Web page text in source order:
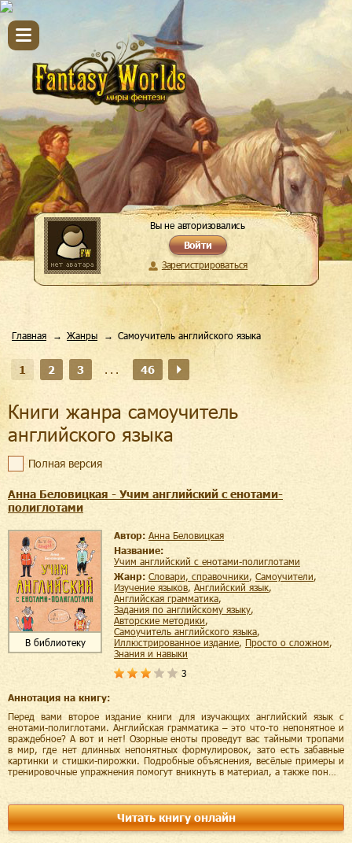
Вы не авторизовались
Войти
Зарегистрироваться
Главная Жанры Самоучитель английского языка
1 2 3 ... 46
Книги жанра самоучитель
английского языка
Полная версия
Анна Беловицкая - Учим английский с енотами-
полиглотами
В библиотеку
Автор:
Анна Беловицкая
Название:
Учим английский с енотами-полиглотами
Жанр:
словари, справочники, самоучители,
изучение языков, английский язык,
английская грамматика,
задания по английскому языку,
авторские методики,
самоучитель английского языка,
иллюстрированное издание, просто о сложном,
знания и навыки
3
Аннотация на книгу:
Перед вами второе издание книги для изучающих английский язык с
енотами-полиглотами. Английская грамматика – это что-то непонятное и
враждебное? А вот и нет! Озорные еноты проведут вас тайными тропами
в мир, где нет длинных непонятных формулировок, зато есть забавные
картинки и стишки-пирожки. Подробные объяснения, весёлые примеры и
тренировочные упражнения помогут вникнуть в материал, а также пон…
Читать книгу онлайн